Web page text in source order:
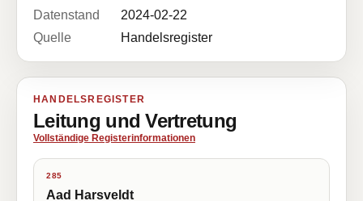
Datenstand
2024-02-22
Quelle
Handelsregister
HANDELSREGISTER
Leitung und Vertretung
Vollständige Registerinformationen
285
Aad Harsveldt